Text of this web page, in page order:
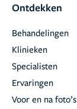
Ontdekken
Behandelingen
Klinieken
Specialisten
Ervaringen
Voor en na foto’s